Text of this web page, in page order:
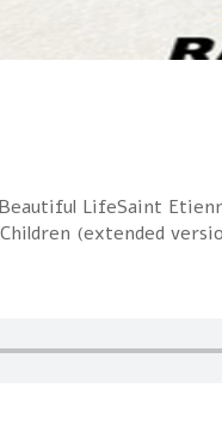
LifeSaint
(extended